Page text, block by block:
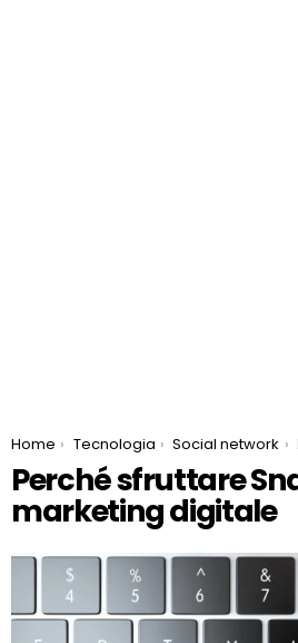
You are here:
Home Tecnologia Social network
Perché sfruttare
marketing digitale